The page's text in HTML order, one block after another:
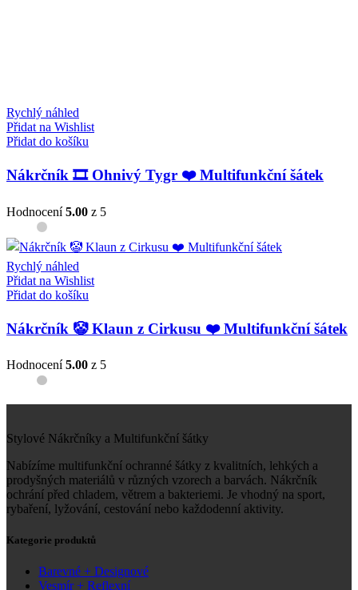
Rychlý náhled
Přidat na Wishlist
Přidat do košíku
Nákrčník 🎞️ Ohnivý Tygr ❤️ Multifunkční šátek
Hodnocení5.00 z 5
Rychlý náhled
Přidat na Wishlist
Přidat do košíku
Nákrčník 🤡 Klaun z Cirkusu ❤️ Multifunkční šátek
Hodnocení5.00 z 5
Stylové Nákrčníky a Multifunkční šátky
Nabízíme multifunkční ochranné šátky z kvalitních, lehkých a
prodyšných materiálů v různých vzorech a barvách. Nákrčník
ochrání před chladem, větrem a bakteriemi. Je vhodný na sport,
rybaření, lyžování, cestování nebo každodenní aktivity.
Kategorie produktů
Barevné + Designové
Vesmír + Reflexní